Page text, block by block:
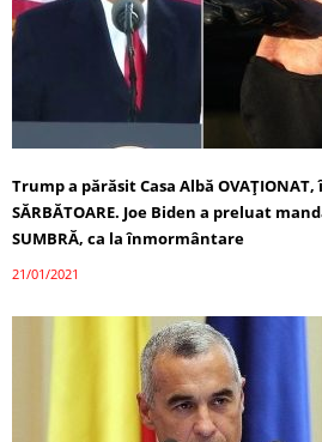
Trump a părăsit Casa Albă
SĂRBĂTOARE. Joe Biden a preluat
SUMBRĂ, ca la înmormântare
21/01/2021